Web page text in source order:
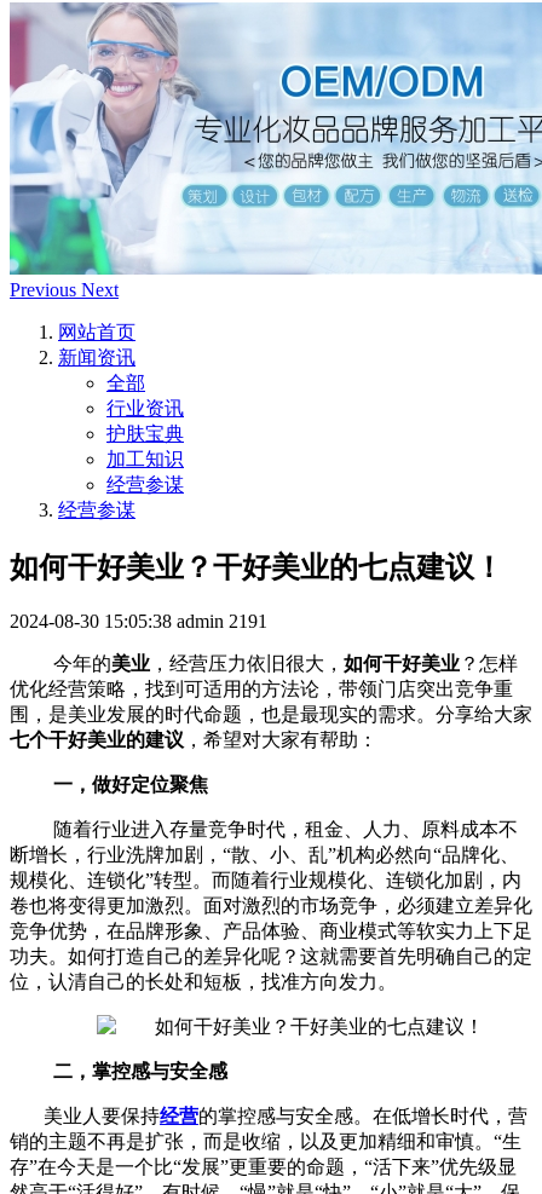
Previous Next
网站首页
新闻资讯
全部
行业资讯
护肤宝典
加工知识
经营参谋
经营参谋
如何干好美业？干好美业的七点建议！
2024-08-30 15:05:38 admin 2191
今年的美业 ，经营压力依旧很大， 如何干好美业 ？怎样
优化经营策略，找到可适用的方法论，带领门店突出竞争重
围，是美业发展的时代命题，也是最现实的需求。分享给大家
七个干好美业的建议 ，希望对大家有帮助：
一，做好定位聚焦
随着行业进入存量竞争时代，租金、人力、原料成本不
断增长，行业洗牌加剧，“散、小、乱”机构必然向“品牌化、
规模化、连锁化”转型。而随着行业规模化、连锁化加剧，内
卷也将变得更加激烈。面对激烈的市场竞争，必须建立差异化
竞争优势，在品牌形象、产品体验、商业模式等软实力上下足
功夫。如何打造自己的差异化呢？这就需要首先明确自己的定
位，认清自己的长处和短板，找准方向发力。
二，掌控感与安全感
美业人要保持经营的掌控感与安全感。在低增长时代，营
销的主题不再是扩张，而是收缩，以及更加精细和审慎。“生
存”在今天是一个比“发展”更重要的命题，“活下来”优先级显